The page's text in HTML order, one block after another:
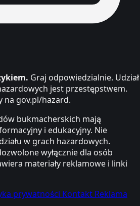
Graj odpowiedzialnie. Udział
jest przestępstwem.
na gov.pl/hazard.
bukmacherskich mają
i edukacyjny. Nie
w grach hazardowych.
wyłącznie dla osób
materiały reklamowe i linki
prywatności Kontakt Reklama